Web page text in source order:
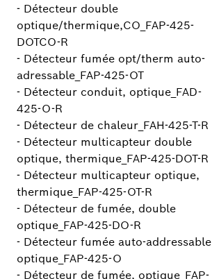
- Détecteur double
optique/thermique,CO_FAP-425-
DOTCO-R
- Détecteur fumée opt/therm auto-
adressable_FAP-425-OT
- Détecteur conduit, optique_FAD-
425-O-R
- Détecteur de chaleur_FAH-425-T-R
- Détecteur multicapteur double
optique, thermique_FAP-425-DOT-R
- Détecteur multicapteur optique,
thermique_FAP-425-OT-R
- Détecteur de fumée, double
optique_FAP-425-DO-R
- Détecteur fumée auto-addressable
optique_FAP-425-O
- Détecteur de fumée, optique_FAP-